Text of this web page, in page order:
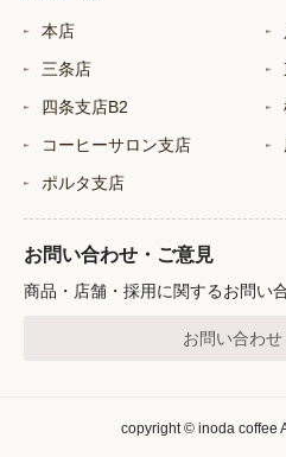
本店
三条店
四条支店B2
コーヒーサロン支店
ポルタ支店
お問い合わせ・ご意見
商品・店舗・採用に関するお問い
お問い合わせ
copyright © inoda coffee